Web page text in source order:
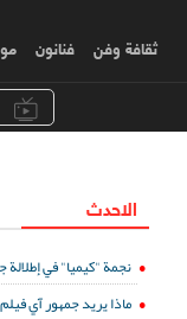
ثقافة وفن فنانون
الاحدث
نجمة "كيميا" في
ماذا يريد جمهور آي